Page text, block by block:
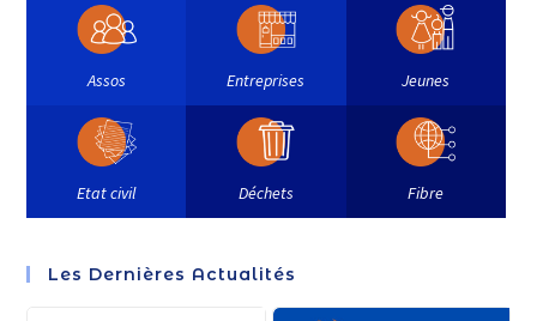
Assos Entreprises Jeunes
Etat civil Déchets Fibre
Les Dernières Actualités